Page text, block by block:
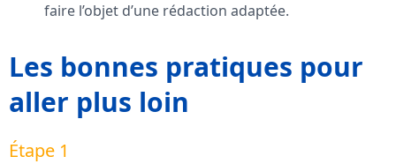
faire l’objet d’une rédaction adaptée.
Les bonnes pratiques pour
aller plus loin
Étape 1